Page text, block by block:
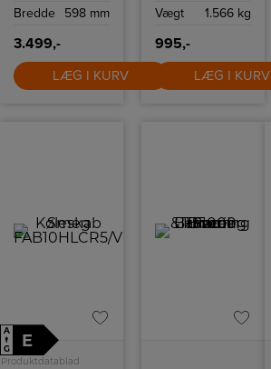
Bredde
598 mm
3.499,-
LÆG I KURV
PFAS‑fri
non‑stick og
nittet
stålhåndtag.
Egnet til alle
varmekilder,
Vægt
1.566 kg
995,-
LÆG I KURV
A
↑
G
E
Produktdatablad